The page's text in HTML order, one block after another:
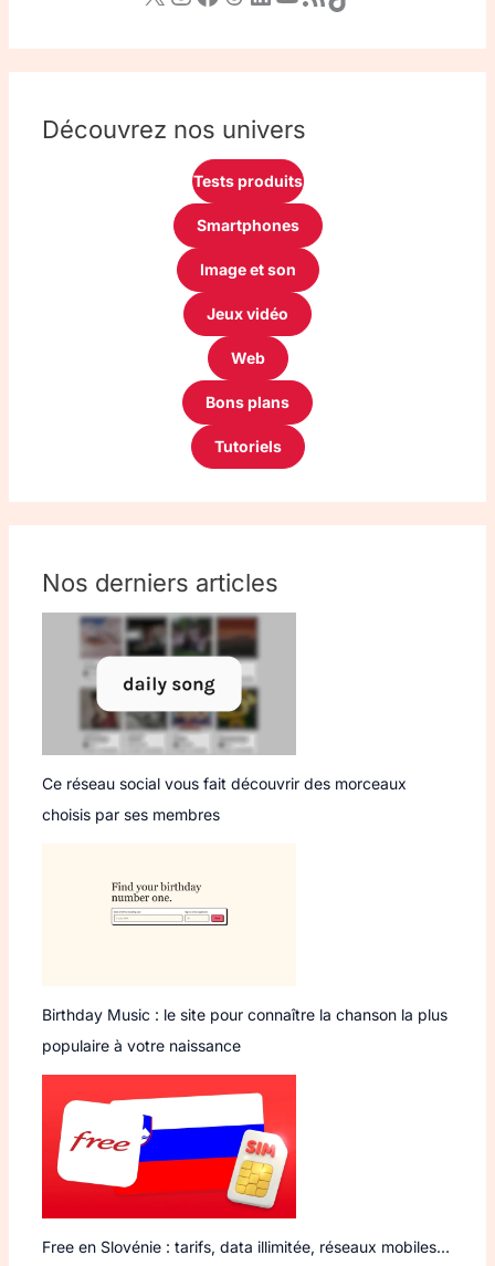
Découvrez nos univers
Tests produits
Smartphones
Image et son
Jeux vidéo
Web
Bons plans
Tutoriels
Nos derniers articles
Ce réseau social vous fait découvrir des morceaux
choisis par ses membres
Birthday Music : le site pour connaître la chanson la plus
populaire à votre naissance
Free en Slovénie : tarifs, data illimitée, réseaux mobiles…